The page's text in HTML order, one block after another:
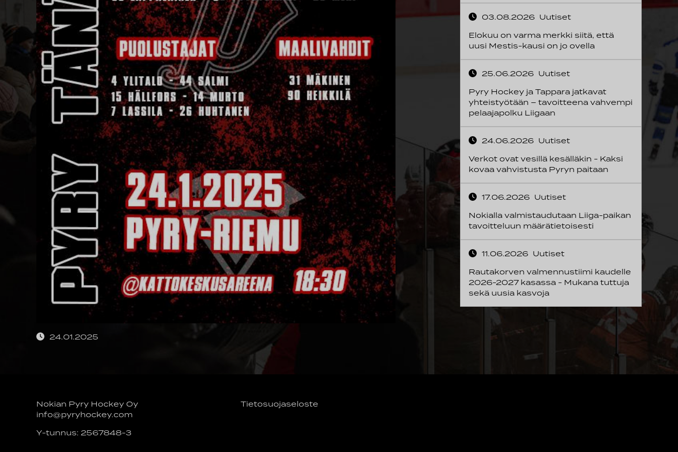
24.01.2025
03.08.2026 Uutiset
Elokuu on varma merkki siitä, että
uusi Mestis-kausi on jo ovella
25.06.2026 Uutiset
Pyry Hockey ja Tappara jatkavat
yhteistyötään – tavoitteena vahvempi
pelaajapolku Liigaan
24.06.2026 Uutiset
Verkot ovat vesillä kesälläkin - Kaksi
kovaa vahvistusta Pyryn paitaan
17.06.2026 Uutiset
Nokialla valmistaudutaan Liiga-paikan
tavoitteluun määrätietoisesti
11.06.2026 Uutiset
Rautakorven valmennustiimi kaudelle
2026-2027 kasassa - Mukana tuttuja
sekä uusia kasvoja
Nokian Pyry Hockey Oy
info@pyryhockey.com
Y-tunnus: 2567848-3
Tietosuojaseloste